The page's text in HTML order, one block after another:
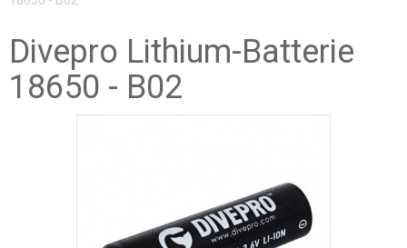
Divepro Lithium-Batterie
18650 - B02